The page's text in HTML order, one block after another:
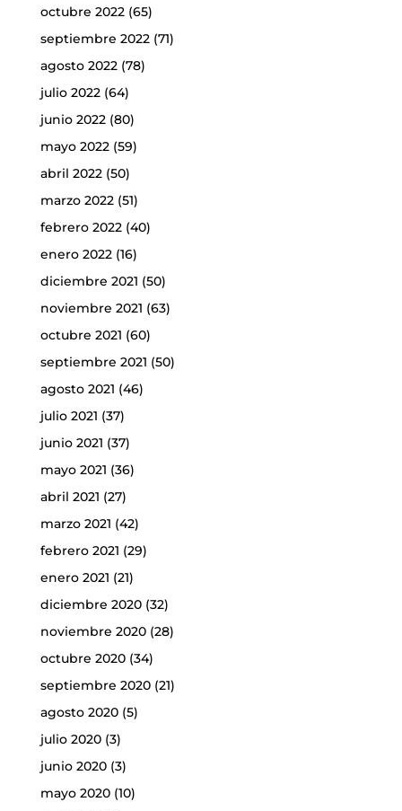
octubre 2022(65)
septiembre 2022(71)
agosto 2022(78)
julio 2022(64)
junio 2022(80)
mayo 2022(59)
abril 2022(50)
marzo 2022(51)
febrero 2022(40)
enero 2022(16)
diciembre 2021 (50)
noviembre 2021 (63)
octubre 2021 (60)
septiembre 2021 (50)
agosto 2021 (46)
julio 2021 (37)
junio 2021 (37)
mayo 2021 (36)
abril 2021 (27)
marzo 2021 (42)
febrero 2021 (29)
enero 2021 (21)
diciembre 2020(32)
noviembre 2020(28)
octubre 2020(34)
septiembre 2020(21)
agosto 2020(5)
julio 2020(3)
junio 2020(3)
mayo 2020(10)